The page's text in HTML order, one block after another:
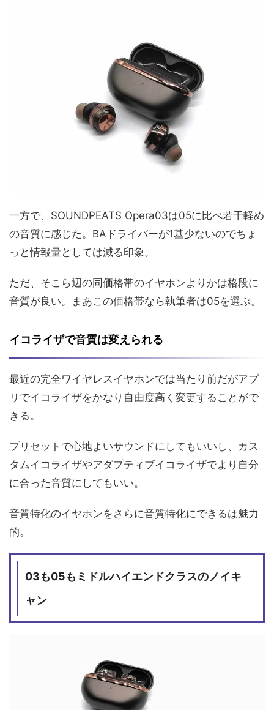
一方で、SOUNDPEATS Opera03は05に比べ若干軽め
の音質に感じた。BAドライバーが1基少ないのでちょ
っと情報量としては減る印象。
ただ、そこら辺の同価格帯のイヤホンよりかは格段に
音質が良い。まあこの価格帯なら執筆者は05を選ぶ。
イコライザで音質は変えられる
最近の完全ワイヤレスイヤホンでは当たり前だがアプ
リでイコライザをかなり自由度高く変更することがで
きる。
プリセットで心地よいサウンドにしてもいいし、カス
タムイコライザやアダプティブイコライザでより自分
に合った音質にしてもいい。
音質特化のイヤホンをさらに音質特化にできるは魅力
的。
03も05もミドルハイエンドクラスのノイキ
ャン